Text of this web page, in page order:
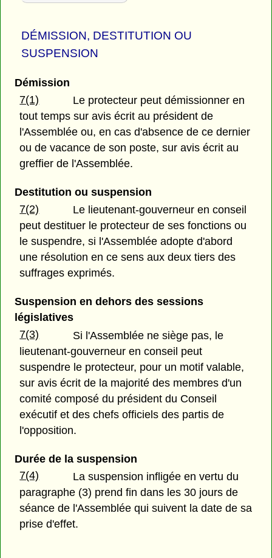
DÉMISSION, DESTITUTION OU
SUSPENSION
Démission
7(1)
Le protecteur peut démissionner en
tout temps sur avis écrit au président de
l'Assemblée ou, en cas d'absence de ce dernier
ou de vacance de son poste, sur avis écrit au
greffier de l'Assemblée.
Destitution ou suspension
7(2)
Le lieutenant-gouverneur en conseil
peut destituer le protecteur de ses fonctions ou
le suspendre, si l'Assemblée adopte d'abord
une résolution en ce sens aux deux tiers des
suffrages exprimés.
Suspension en dehors des sessions
législatives
7(3)
Si l'Assemblée ne siège pas, le
lieutenant-gouverneur en conseil peut
suspendre le protecteur, pour un motif valable,
sur avis écrit de la majorité des membres d'un
comité composé du président du Conseil
exécutif et des chefs officiels des partis de
l'opposition.
Durée de la suspension
7(4)
La suspension infligée en vertu du
paragraphe (3) prend fin dans les 30 jours de
séance de l'Assemblée qui suivent la date de sa
prise d'effet.